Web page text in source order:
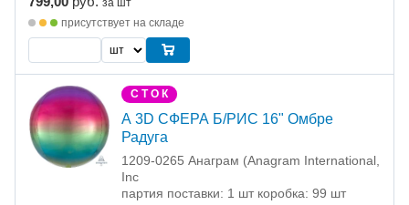
за шт
присутствует на складе
С Т О К
А 3D СФЕРА Б/РИС 16" Омбре
Радуга
1209-0265 Анаграм (Anagram International,
Inc
партия поставки: 1 шт коробка: 99 шт